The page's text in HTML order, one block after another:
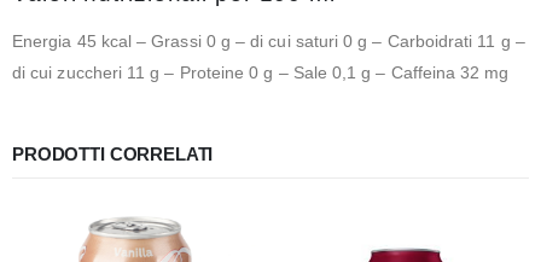
Energia 45 kcal – Grassi 0 g – di cui saturi 0 g – Carboidrati 11 g –
di cui zuccheri 11 g – Proteine 0 g – Sale 0,1 g – Caffeina 32 mg
PRODOTTI CORRELATI